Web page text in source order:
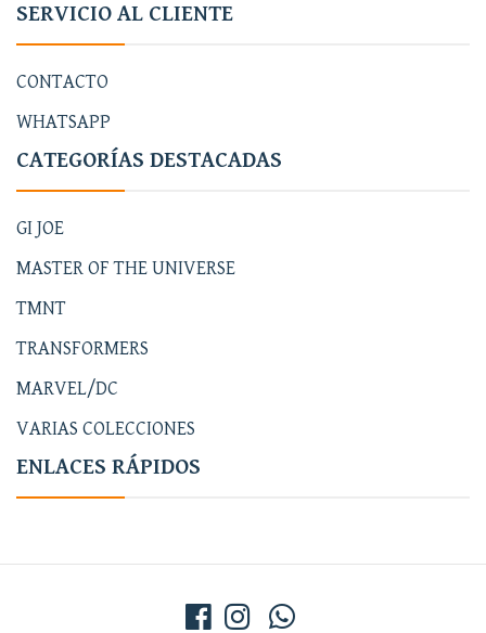
SERVICIO AL CLIENTE
CONTACTO
WHATSAPP
CATEGORÍAS DESTACADAS
GI JOE
MASTER OF THE UNIVERSE
TMNT
TRANSFORMERS
MARVEL/DC
VARIAS COLECCIONES
ENLACES RÁPIDOS